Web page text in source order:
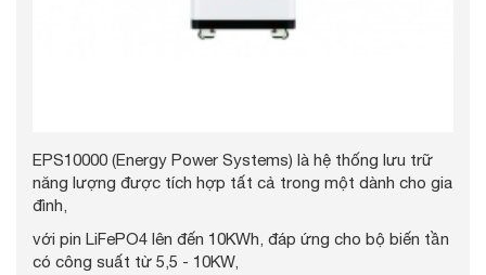
EPS10000 (Energy Power Systems) là hệ thống lưu trữ
năng lượng được tích hợp tất cả trong một dành cho gia
đình,
với pin LiFePO4 lên đến 10KWh, đáp ứng cho bộ biến tần
có công suất từ 5,5 - 10KW,